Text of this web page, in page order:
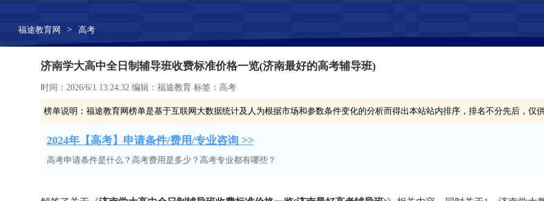
福途教育网 > 高考
济南学大高中全日制辅导班收费标准价格一览(济南最好的高考辅导班)
时间：2026/6/1 13:24:32 编辑：福途教育 标签：高考
榜单说明：福途教育网榜单是基于互联网大数据统计及人为根据市场和参数条件变化的分析而得出本站站内排序，排名不分先后，仅供
2024年【高考】申请条件/费用/专业咨询 >>
高考申请条件是什么？高考费用是多少？高考专业都有哪些？